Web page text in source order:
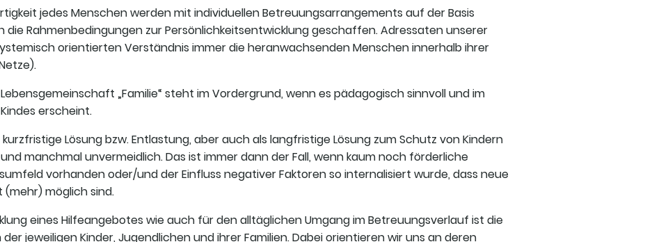
jedes Menschen werden mit individuellen Betreuungsarrangements auf der Basis
Rahmenbedingungen zur Persönlichkeitsentwicklung geschaffen.Adressaten unserer
orientierten Verständnis immer die heranwachsenden Menschen innerhalb ihrer
„Familie“ steht im Vordergrund, wenn es päda­gogisch sinnvoll und im
erscheint.
Lösung bzw. Entlastung, aber auch als langfristige Lösung zum Schutz von Kindern
manchmal unvermeidlich. Das ist immer dann der Fall, wenn kaum noch förderliche
vorhanden oder/und der Einfluss negativer Faktoren so internalisiert wurde, dass neue
möglich sind.
eines Hilfeangebotes wie auch für den alltäglichen Umgang im Betreuungsverlauf ist die
jeweiligen Kinder, Jugendlichen und ihrer Familien. Dabei orientieren wir uns an deren